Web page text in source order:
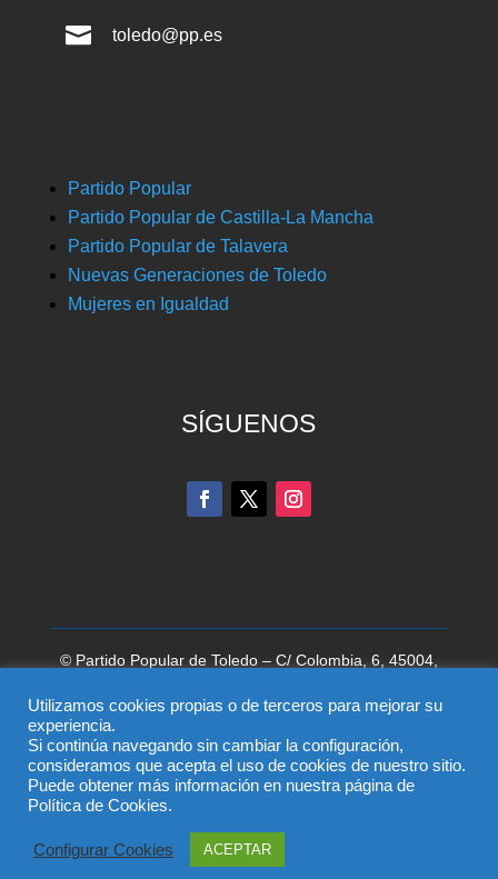
 toledo@pp.es
Partido Popular
Partido Popular de Castilla-La Mancha
Partido Popular de Talavera
Nuevas Generaciones de Toledo
Mujeres en Igualdad
SÍGUENOS
© Partido Popular de Toledo – C/ Colombia, 6, 45004,
El uso de este sitio implica la aceptación del
aviso legal
lapolítica de privacidady lapolítica de cookiesdel
Partido Popular
Utilizamos cookies propias o de terceros para mejorar su
experiencia.
Si continúa navegando sin cambiar la configuración,
consideramos que acepta el uso de cookies de nuestro sitio.
Puede obtener más información en nuestra página de
Política de Cookies.
Configurar Cookies ACEPTAR